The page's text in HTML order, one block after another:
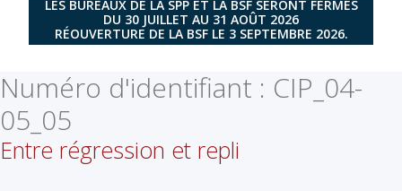
LES BUREAUX DE LA SPP ET LA BSF SERONT FERMÉS
DU 30 JUILLET AU 31 AOÛT 2026
RÉOUVERTURE DE LA BSF LE 3 SEPTEMBRE 2026.
Numéro d'identifiant : CIP_04-
05_05
Entre régression et repli